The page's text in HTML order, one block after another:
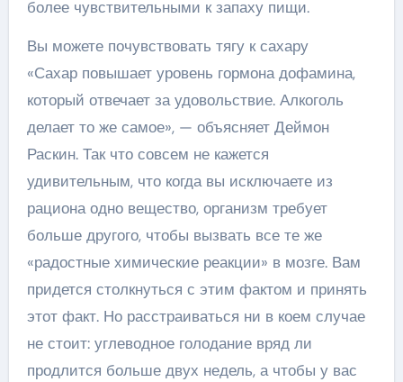
более чувствительными к запаху пищи.
Вы можете почувствовать тягу к сахару
«Сахар повышает уровень гормона дофамина,
который отвечает за удовольствие. Алкоголь
делает то же самое», — объясняет Деймон
Раскин. Так что совсем не кажется
удивительным, что когда вы исключаете из
рациона одно вещество, организм требует
больше другого, чтобы вызвать все те же
«радостные химические реакции» в мозге. Вам
придется столкнуться с этим фактом и принять
этот факт. Но расстраиваться ни в коем случае
не стоит: углеводное голодание вряд ли
продлится больше двух недель, а чтобы у вас